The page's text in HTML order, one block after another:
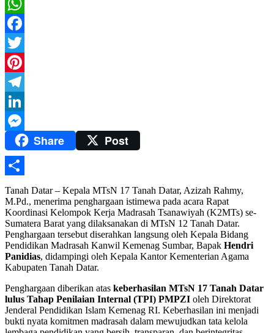
WhatsApp
Facebook
Twitter
Pinterest
Telegram
LinkedIn
MessengerShare Post
Share
Tanah Datar – Kepala MTsN 17 Tanah Datar, Azizah Rahmy,
M.Pd., menerima penghargaan istimewa pada acara Rapat
Koordinasi Kelompok Kerja Madrasah Tsanawiyah (K2MTs) se-
Sumatera Barat yang dilaksanakan di MTsN 12 Tanah Datar.
Penghargaan tersebut diserahkan langsung oleh Kepala Bidang
Pendidikan Madrasah Kanwil Kemenag Sumbar, Bapak Hendri
Panidias, didampingi oleh Kepala Kantor Kementerian Agama
Kabupaten Tanah Datar.
Penghargaan diberikan atas keberhasilan MTsN 17 Tanah Datar
lulus Tahap Penilaian Internal (TPI) PMPZI oleh Direktorat
Jenderal Pendidikan Islam Kemenag RI. Keberhasilan ini menjadi
bukti nyata komitmen madrasah dalam mewujudkan tata kelola